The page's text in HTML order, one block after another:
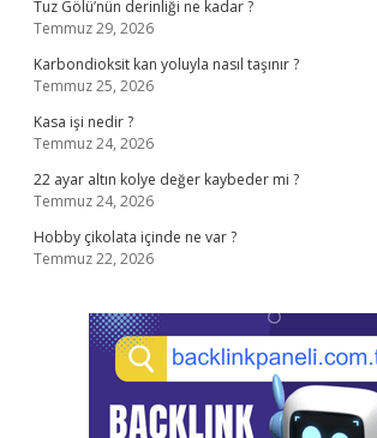
Tuz Gölü’nün derinliği ne kadar ?
Temmuz 29, 2026
Karbondioksit kan yoluyla nasıl taşınır ?
Temmuz 25, 2026
Kasa işi nedir ?
Temmuz 24, 2026
22 ayar altın kolye değer kaybeder mi ?
Temmuz 24, 2026
Hobby çikolata içinde ne var ?
Temmuz 22, 2026